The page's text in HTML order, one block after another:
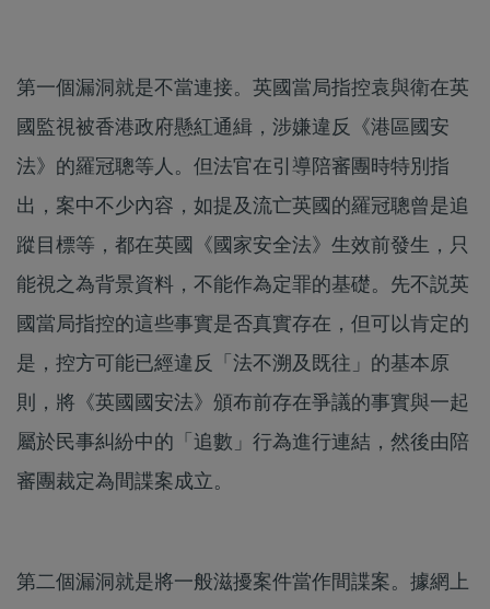
第一個漏洞就是不當連接。英國當局指控袁與衛在英
國監視被香港政府懸紅通緝，涉嫌違反《港區國安
法》的羅冠聰等人。但法官在引導陪審團時特別指
出，案中不少內容，如提及流亡英國的羅冠聰曾是追
蹤目標等，都在英國《國家安全法》生效前發生，只
能視之為背景資料，不能作為定罪的基礎。先不説英
國當局指控的這些事實是否真實存在，但可以肯定的
是，控方可能已經違反「法不溯及既往」的基本原
則，將《英國國安法》頒布前存在爭議的事實與一起
屬於民事糾紛中的「追數」行為進行連結，然後由陪
審團裁定為間諜案成立。
第二個漏洞就是將一般滋擾案件當作間諜案。據網上